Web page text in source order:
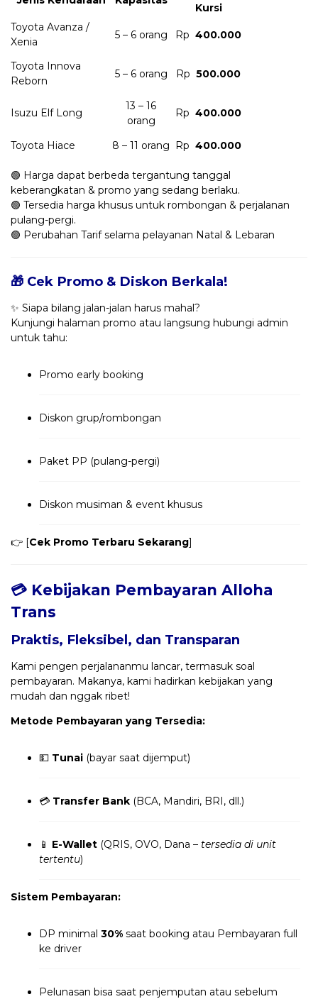
Kursi
Toyota Avanza /
Xenia
5 – 6 orang Rp 400.000
Toyota Innova
Reborn
5 – 6 orang Rp 500.000
Isuzu Elf Long
13 – 16
orang
Rp 400.000
Toyota Hiace 8 – 11 orang Rp 400.000
🟢 Harga dapat berbeda tergantung tanggal
keberangkatan & promo yang sedang berlaku.
🟢 Tersedia harga khusus untuk rombongan & perjalanan
pulang-pergi.
🟢 Perubahan Tarif selama pelayanan Natal & Lebaran
🎁 Cek Promo & Diskon Berkala!
✨ Siapa bilang jalan-jalan harus mahal?
Kunjungi halaman promo atau langsung hubungi admin
untuk tahu:
Promo early booking
Diskon grup/rombongan
Paket PP (pulang-pergi)
Diskon musiman & event khusus
👉 [Cek Promo Terbaru Sekarang]
💳 Kebijakan Pembayaran Alloha
Trans
Praktis, Fleksibel, dan Transparan
Kami pengen perjalananmu lancar, termasuk soal
pembayaran. Makanya, kami hadirkan kebijakan yang
mudah dan nggak ribet!
Metode Pembayaran yang Tersedia:
💵 Tunai (bayar saat dijemput)
💳 Transfer Bank (BCA, Mandiri, BRI, dll.)
📱 E-Wallet (QRIS, OVO, Dana – tersedia di unit
tertentu)
Sistem Pembayaran:
DP minimal 30% saat booking atau Pembayaran full
ke driver
Pelunasan bisa saat penjemputan atau sebelum